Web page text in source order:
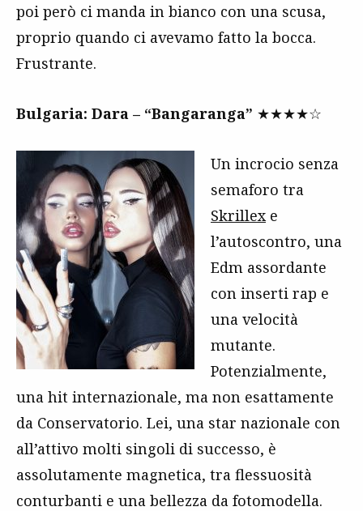
poi però ci manda in bianco con una scusa,
proprio quando ci avevamo fatto la bocca.
Frustrante.
Bulgaria: Dara – “Bangaranga” ★★★★☆
Un incrocio senza
semaforo tra
Skrillex e
l’autoscontro, una
Edm assordante
con inserti rap e
una velocità
mutante.
Potenzialmente,
una hit internazionale, ma non esattamente
da Conservatorio. Lei, una star nazionale con
all’attivo molti singoli di successo, è
assolutamente magnetica, tra flessuosità
conturbanti e una bellezza da fotomodella.